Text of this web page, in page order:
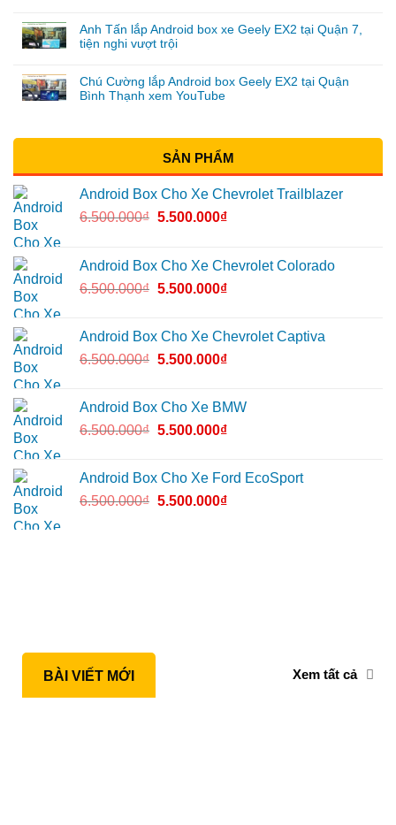
Anh Tấn lắp Android box xe Geely EX2 tại Quận 7,
tiện nghi vượt trội
Chú Cường lắp Android box Geely EX2 tại Quận
Bình Thạnh xem YouTube
SẢN PHẨM
Android Box Cho Xe Chevrolet Trailblazer
6.500.000₫ 5.500.000₫
Android Box Cho Xe Chevrolet Colorado
6.500.000₫ 5.500.000₫
Android Box Cho Xe Chevrolet Captiva
6.500.000₫ 5.500.000₫
Android Box Cho Xe BMW
6.500.000₫ 5.500.000₫
Android Box Cho Xe Ford EcoSport
6.500.000₫ 5.500.000₫
BÀI VIẾT MỚI Xem tất cả